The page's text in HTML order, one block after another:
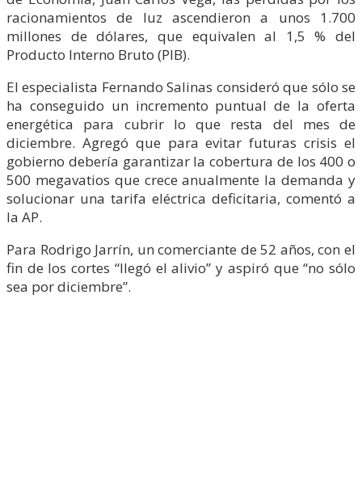
racionamientos de luz ascendieron a unos 1.700
millones de dólares, que equivalen al 1,5 % del
Producto Interno Bruto (PIB).
El especialista Fernando Salinas consideró que sólo se
ha conseguido un incremento puntual de la oferta
energética para cubrir lo que resta del mes de
diciembre. Agregó que para evitar futuras crisis el
gobierno debería garantizar la cobertura de los 400 o
500 megavatios que crece anualmente la demanda y
solucionar una tarifa eléctrica deficitaria, comentó a
la AP.
Para Rodrigo Jarrín, un comerciante de 52 años, con el
fin de los cortes “llegó el alivio” y aspiró que “no sólo
sea por diciembre”.